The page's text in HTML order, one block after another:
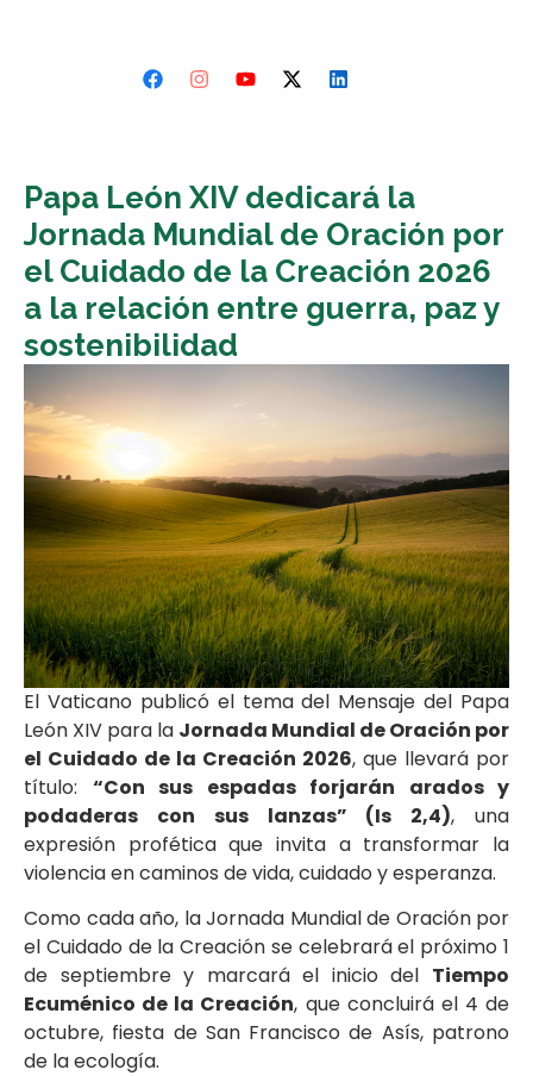
Papa León XIV dedicará la
Jornada Mundial de Oración por
el Cuidado de la Creación 2026
a la relación entre guerra, paz y
sostenibilidad
El Vaticano publicó el tema del Mensaje del Papa
León XIV para la Jornada Mundial de Oración por
el Cuidado de la Creación 2026, que llevará por
título: “Con sus espadas forjarán arados y
podaderas con sus lanzas” (Is 2,4), una
expresión profética que invita a transformar la
violencia en caminos de vida, cuidado y esperanza.
Como cada año, la Jornada Mundial de Oración por
el Cuidado de la Creación se celebrará el próximo 1
de septiembre y marcará el inicio del Tiempo
Ecuménico de la Creación, que concluirá el 4 de
octubre, fiesta de San Francisco de Asís, patrono
de la ecología.